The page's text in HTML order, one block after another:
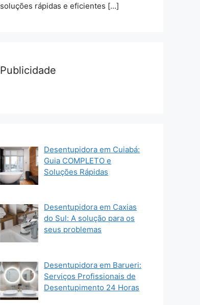
soluções rápidas e eficientes […]
Publicidade
Desentupidora em Cuiabá:
Guia COMPLETO e
Soluções Rápidas
Desentupidora em Caxias
do Sul: A solução para os
seus problemas
Desentupidora em Barueri:
Serviços Profissionais de
Desentupimento 24 Horas